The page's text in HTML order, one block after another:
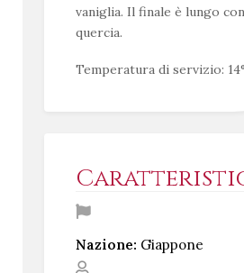
vaniglia. Il finale è lungo
quercia.
Temperatura di servizio:
Nazione: Giappone